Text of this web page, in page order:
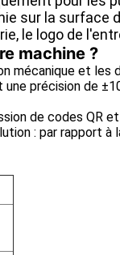
sur la surface
le logo de
machine ?
mécanique et les
précision de
de codes QR
: par rapport